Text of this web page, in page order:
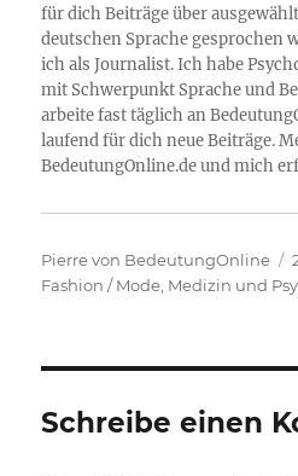
für dich Beiträge über
deutschen Sprache gesprochen
ich als Journalist. Ich habe
mit Schwerpunkt Sprache und
arbeite fast täglich an
laufend für dich neue Beiträge.
BedeutungOnline.de und mich
Autor
Pierre von BedeutungOnline
Fashion / Mode Medizin und
Schreibe einen